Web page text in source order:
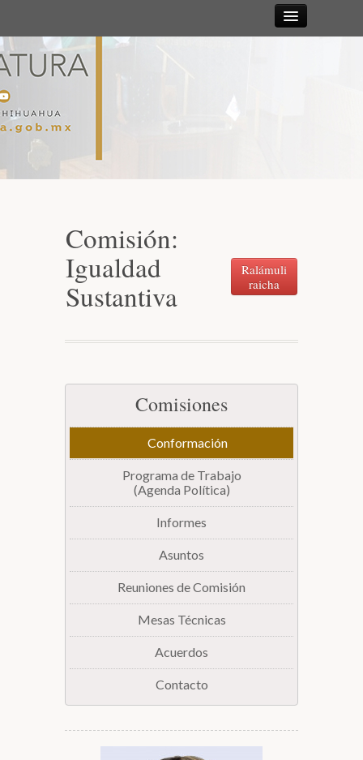
Mesa Directiva y Diputación Permanente
Junta de Coordinación Política
Comisiones
Secretarías
Transparencia
Comisión:
Igualdad
Sustantiva
Ralámuli
raicha
Comisiones
Conformación
Programa de Trabajo
(Agenda Política)
Informes
Asuntos
Reuniones de Comisión
Mesas Técnicas
Acuerdos
Contacto